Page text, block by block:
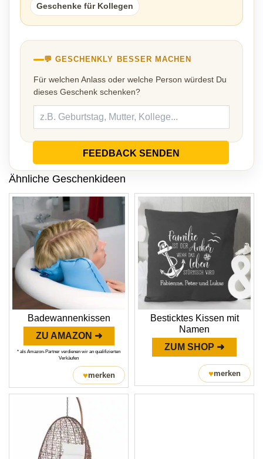
Geschenke für Kollegen
💬 GESCHENKLY BESSER MACHEN
Für welchen Anlass oder welche Person würdest Du
dieses Geschenk schenken?
FEEDBACK SENDEN
Ähnliche Geschenkideen
Badewannenkissen
ZU AMAZON ➜
* als Amazon-Partner verdienen wir an qualifizierten
Verkäufen
♥merken
Besticktes Kissen mit
Namen
ZUM SHOP ➜
♥merken